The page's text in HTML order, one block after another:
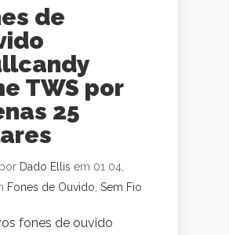
de
TWS por
25
Dado Ellis em 01 04,
Fones de Ouvido Sem Fio
fones de ouvido